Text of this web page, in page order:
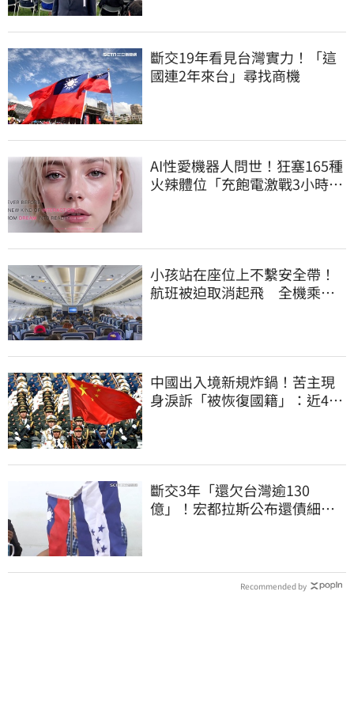
斷交19年看見台灣實力！「這
國連2年來台」尋找商機
AI性愛機器人問世！狂塞165種
火辣體位「充飽電激戰3小時」
小孩站在座位上不繫安全帶！
航班被迫取消起飛 全機乘客
中國出入境新規炸鍋！苦主現
身淚訴「被恢復國籍」：近4億
斷交3年「還欠台灣逾130
億」！宏都拉斯公布還債細
Recommended by